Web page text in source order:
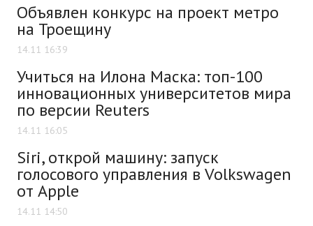
Объявлен конкурс на проект метро
на Троещину
14.11 16:39
Учиться на Илона Маска: топ-100
инновационных университетов мира
по версии Reuters
14.11 16:05
Siri, открой машину: запуск
голосового управления в Volkswagen
от Apple
14.11 14:50